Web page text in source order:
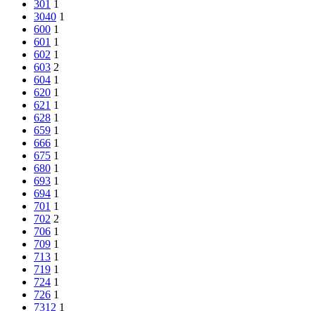
301 1
3040 1
600 1
601 1
602 1
603 2
604 1
620 1
621 1
628 1
659 1
666 1
675 1
680 1
693 1
694 1
701 1
702 2
706 1
709 1
713 1
719 1
724 1
726 1
7312 1